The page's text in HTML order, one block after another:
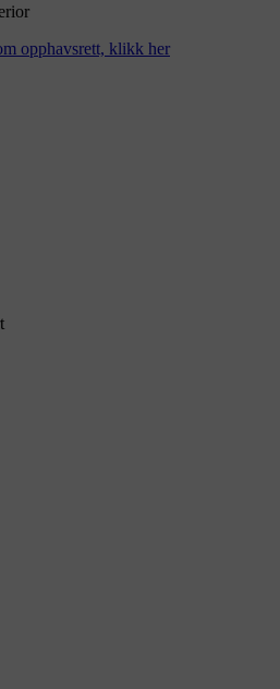
opphavsrett, klikk her